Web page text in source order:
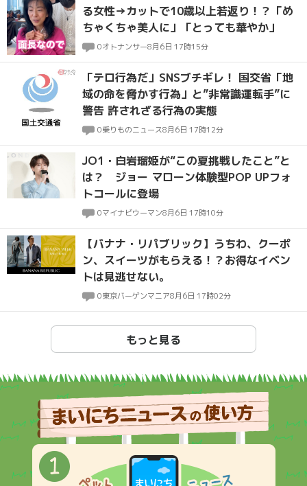
る女性→カットで10歳以上若返り！？「め
ちゃくちゃ美人に」「とっても華やか」
0オトナンサー8月6日 17時15分
「テロ行為だ」SNSブチギレ！ 国交省「地
域の命を脅かす行為」と”非常識運転手”に
警告 許されざる行為の実態
0乗りものニュース8月6日 17時12分
JO1・白岩瑠姫が“この夏挑戦したこと”と
は？ ジョー マローン体験型POP UPフォ
トコールに登場
0マイナビウーマン8月6日 17時10分
【バナナ・リパブリック】うちわ、クーポ
ン、スイーツがもらえる！？お得なイベン
トは見逃せない。
0東京バーゲンマニア8月6日 17時02分
もっと見る